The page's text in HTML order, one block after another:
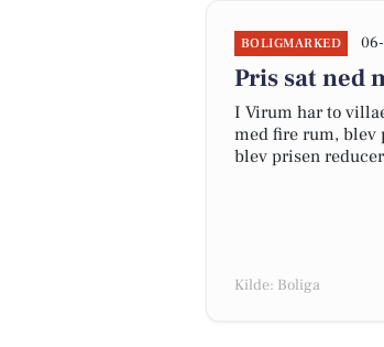
BOLIGMARKED
Pris sat ned
I Virum har to
med fire rum, blev
blev prisen
Kilde: Boliga